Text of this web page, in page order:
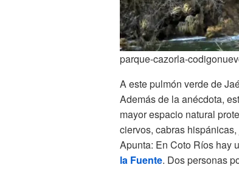
parque-cazorla-
A este pulmón verde de
Además de la anécdota,
mayor espacio natural
ciervos, cabras
Apunta: En Coto Ríos hay
la Fuente. Dos personas